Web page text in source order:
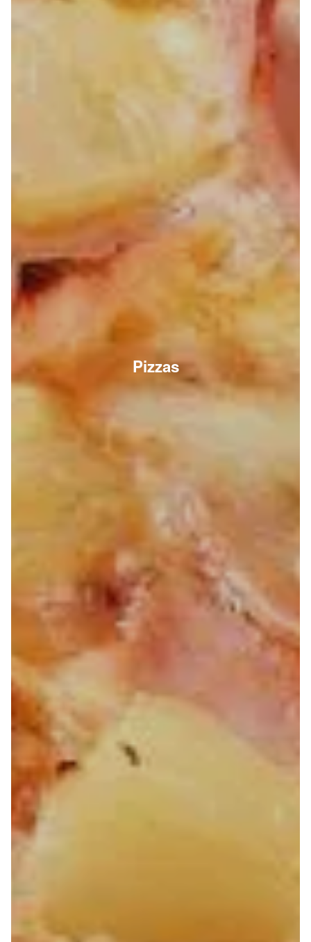
Pizzas